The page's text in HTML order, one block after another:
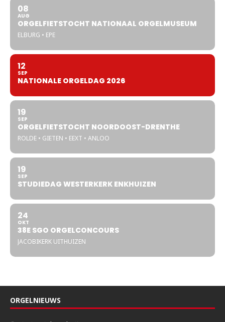
08
AUG
ORGELFIETSTOCHT NATIONAAL ORGELMUSEUM
ELBURG • EPE
12
SEP
NATIONALE ORGELDAG 2026
19
SEP
ORGELFIETSTOCHT NOORDOOST-DRENTHE
ROLDE • GIETEN • EEXT • ANLOO
19
SEP
STUDIEDAG WESTERKERK ENKHUIZEN
24
OKT
38E SGO ORGELCONCOURS
JACOBIKERK UITHUIZEN
ORGELNIEUWS